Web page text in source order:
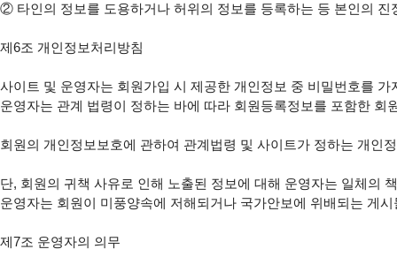
② 타인의 정보를 도용하거나 허위의 정보를 등록하는 등 본인의
제6조 개인정보처리방침
사이트 및 운영자는 회원가입 시 제공한 개인정보 중 비밀번호를
운영자는 관계 법령이 정하는 바에 따라 회원등록정보를 포함한 회
회원의 개인정보보호에 관하여 관계법령 및 사이트가 정하는 개인
단, 회원의 귀책 사유로 인해 노출된 정보에 대해 운영자는 일체의
운영자는 회원이 미풍양속에 저해되거나 국가안보에 위배되는 게
제7조 운영자의 의무